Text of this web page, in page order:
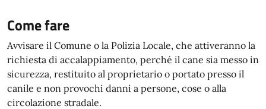
Come fare
Avvisare il Comune o la Polizia Locale, che attiveranno la
richiesta di accalappiamento, perché il cane sia messo in
sicurezza, restituito al proprietario o portato presso il
canile e non provochi danni a persone, cose o alla
circolazione stradale.